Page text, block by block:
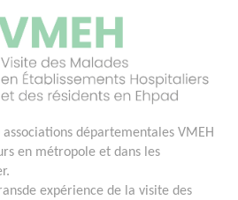
associations départementales VMEH
en métropole et dans les
expérience de la visite des